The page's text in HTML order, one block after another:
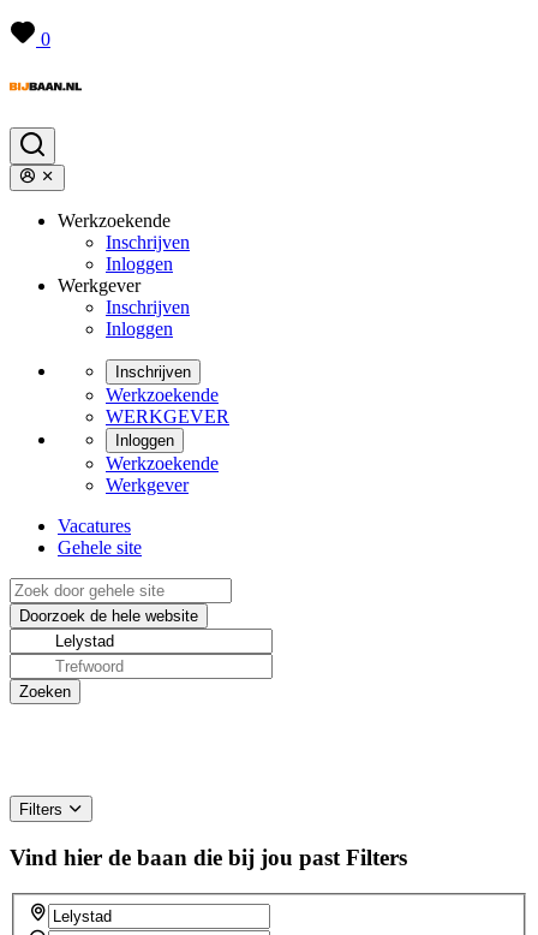
0
Werkzoekende
Inschrijven
Inloggen
Werkgever
Inschrijven
Inloggen
Inschrijven
Werkzoekende
WERKGEVER
Inloggen
Werkzoekende
Werkgever
Vacatures
Gehele site
Filters
Vind hier de baan die bij jou past Filters